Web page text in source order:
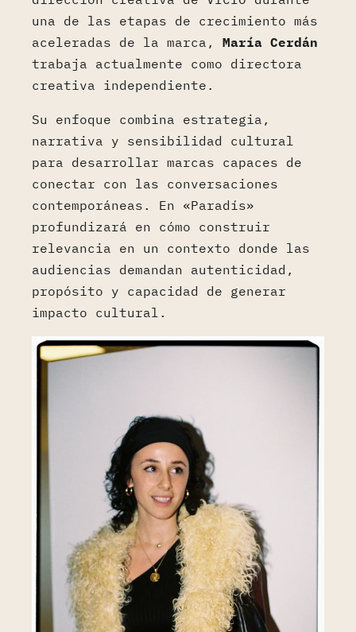
una de las etapas de crecimiento más
aceleradas de la marca, María Cerdán
trabaja actualmente como directora
creativa independiente.
Su enfoque combina estrategia,
narrativa y sensibilidad cultural
para desarrollar marcas capaces de
conectar con las conversaciones
contemporáneas. En «Paradís»
profundizará en cómo construir
relevancia en un contexto donde las
audiencias demandan autenticidad,
propósito y capacidad de generar
impacto cultural.